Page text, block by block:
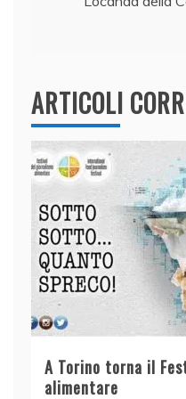
ARTICOLI
A Torino torna il
alimentare